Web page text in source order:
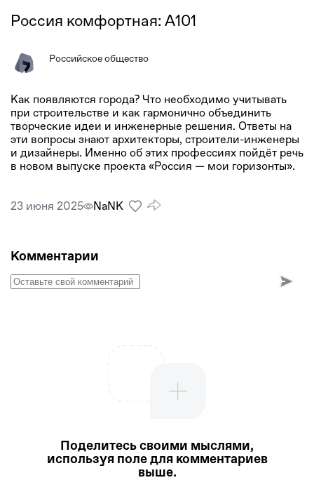
Россия комфортная: А101
Российское общество
Как появляются города? Что необходимо учитывать
при строительстве и как гармонично объединить
творческие идеи и инженерные решения. Ответы на
эти вопросы знают архитекторы, строители-инженеры
и дизайнеры. Именно об этих профессиях пойдёт речь
в новом выпуске проекта «Россия — мои горизонты».
23 июня 2025 NaNК
Комментарии
Поделитесь своими мыслями,
используя поле для комментариев
выше.